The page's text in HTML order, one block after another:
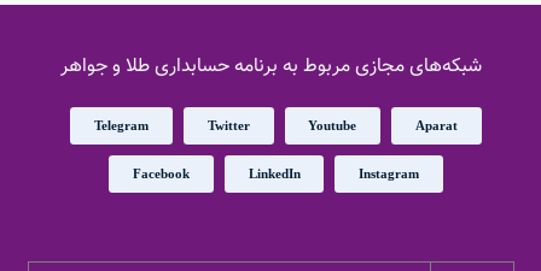
شبکه‌های مجازی مربوط به برنامه حسابداری طلا و جواهر
Aparat
Youtube
Twitter
Telegram
Instagram
LinkedIn
Facebook